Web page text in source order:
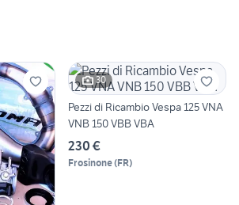
30
Pezzi di Ricambio Vespa 125 VNA
VNB 150 VBB VBA
230 €
Frosinone(FR)